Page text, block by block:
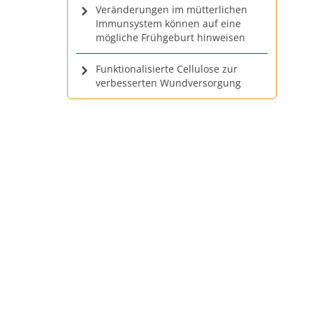
Veränderungen im mütterlichen
Immunsystem können auf eine
mögliche Frühgeburt hinweisen
Funktionalisierte Cellulose zur
verbesserten Wundversorgung